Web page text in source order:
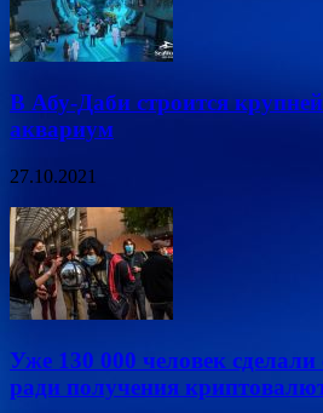
В Абу-Даби строится
аквариум
27.10.2021
Уже 130 000 человек
ради получения